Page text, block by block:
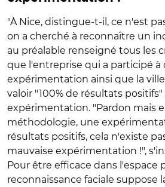
"À Nice, distingue-t-il, ce n'est
on a cherché à reconnaître un
au préalable renseigné tous les
que l'entreprise qui a participé à
expérimentation ainsi que la
valoir "100% de résultats
expérimentation. "Pardon mais
méthodologie, une
résultats positifs, cela n'existe
mauvaise expérimentation !",
Pour être efficace dans l'espace
reconnaissance faciale suppose